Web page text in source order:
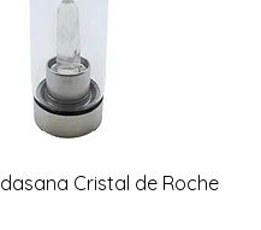
Cristal de Roche